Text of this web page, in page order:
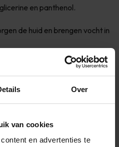
Over
van cookies
en advertenties te
en panthenol.
de huid en brengen vocht in
verzacht de huid.